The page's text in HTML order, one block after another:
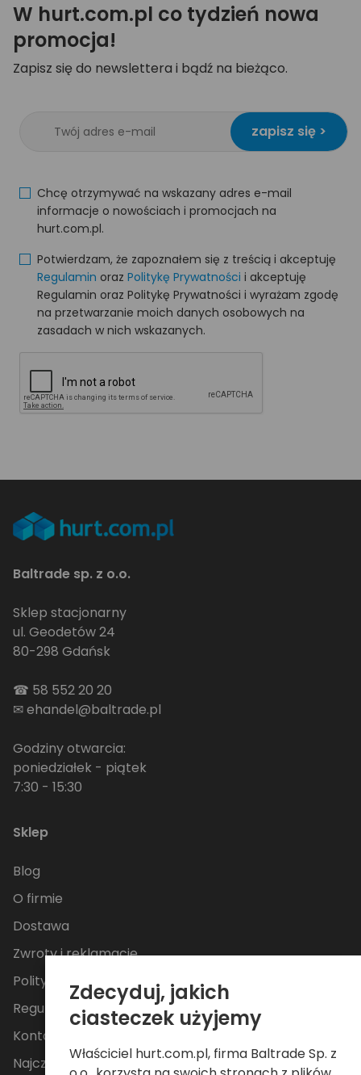
W hurt.com.pl co tydzień nowa
promocja!
Zapisz się do newslettera i bądź na bieżąco.
zapisz się >
Chcę otrzymywać na wskazany adres e-mail
informacje o nowościach i promocjach na
hurt.com.pl.
Potwierdzam, że zapoznałem się z treścią i akceptuję
Regulamin oraz Politykę Prywatności i akceptuję
Regulamin oraz Politykę Prywatności i wyrażam zgodę
na przetwarzanie moich danych osobowych na
zasadach w nich wskazanych.
Baltrade sp. z o.o.
Sklep stacjonarny
ul. Geodetów 24
80-298 Gdańsk
☎ 58 552 20 20
✉ehandel@baltrade.pl
Godziny otwarcia:
poniedziałek - piątek
7:30 - 15:30
Sklep
Blog
O firmie
Dostawa
Zwroty i reklamacje
Polityka Prywatności
Regulamin
Kontakt
Najczęściej zadawane pytania
Zdecyduj, jakich
ciasteczek użyjemy
Właściciel hurt.com.pl, firma Baltrade Sp. z